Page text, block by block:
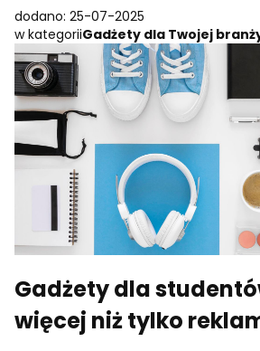
dodano: 25-07-2025
w kategoriiGadżety dla Twojej
Gadżety dla
więcej niż tylko